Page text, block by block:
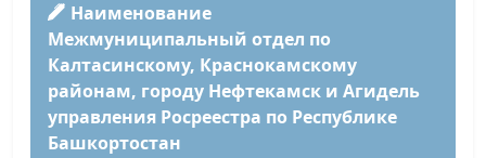
Наименование
Межмуниципальный отдел по
Калтасинскому, Краснокамскому
районам, городу Нефтекамск и Агидель
управления Росреестра по Республике
Башкортостан